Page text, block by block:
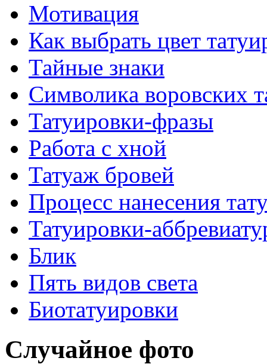
Мотивация
Как выбрать цвет
Тайные знаки
Символикa воровских
Татуировки-фразы
Работa с хнoй
Татуаж бровей
Процесс нанесения
Татуировки-
Блик
Пять видов светa
Биотaтуировки
Случайнoе фото